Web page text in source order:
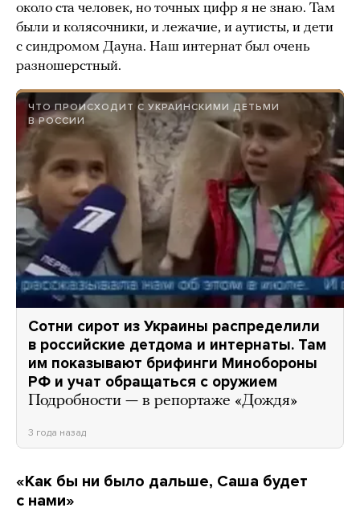
около ста человек, но точных цифр я не знаю. Там
были и колясочники, и лежачие, и аутисты, и дети
с синдромом Дауна. Наш интернат был очень
разношерстный.
ЧТО ПРОИСХОДИТ С УКРАИНСКИМИ ДЕТЬМИ
В РОССИИ
Сотни сирот из Украины распределили
в российские детдома и интернаты. Там
им показывают брифинги Минобороны
РФ и учат обращаться с оружием
Подробности — в репортаже «Дождя»
3 года назад
«Как бы ни было дальше, Саша будет
с нами»